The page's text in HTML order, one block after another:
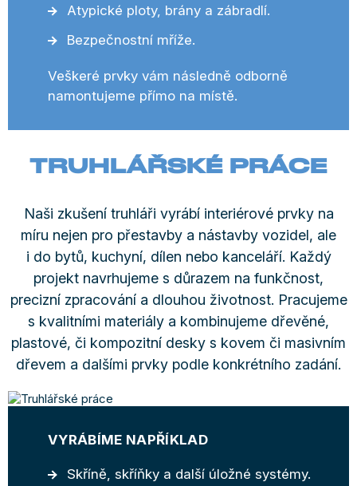
Atypické ploty, brány a zábradlí.
Bezpečnostní mříže.
Veškeré prvky vám následně odborně
namontujeme přímo na místě.
TRUHLÁŘSKÉ PRÁCE
Naši zkušení truhláři vyrábí interiérové prvky na
míru nejen pro přestavby a nástavby vozidel, ale
i do bytů, kuchyní, dílen nebo kanceláří. Každý
projekt navrhujeme s důrazem na funkčnost,
precizní zpracování a dlouhou životnost. Pracujeme
s kvalitními materiály a kombinujeme dřevěné,
plastové, či kompozitní desky s kovem či masivním
dřevem a dalšími prvky podle konkrétního zadání.
VYRÁBÍME NAPŘÍKLAD
Skříně, skříňky a další úložné systémy.